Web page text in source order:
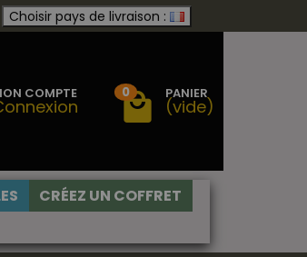
Choisir pays de livraison :
COMPTE 0 PANIER
(vide)
CRÉEZ UN COFFRET